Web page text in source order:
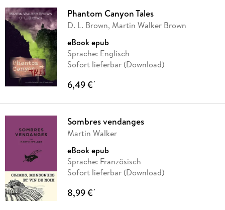
Phantom Canyon Tales
D. L. Brown, Martin Walker Brown
eBook epub
Sprache: Englisch
Sofort lieferbar (Download)
6,49 €*
Sombres vendanges
Martin Walker
eBook epub
Sprache: Französisch
Sofort lieferbar (Download)
8,99 €*